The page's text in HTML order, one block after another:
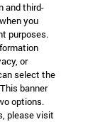
and third-
you
purposes.
or
select the
banner
options.
please visit